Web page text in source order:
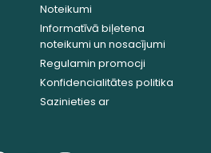
Noteikumi
Informatīvā biļetena
noteikumi un nosacījumi
Regulamin promocji
Konfidencialitātes politika
Sazinieties ar